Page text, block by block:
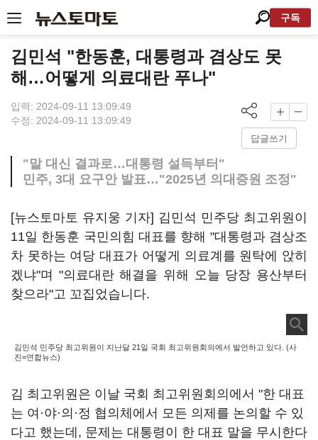
구독
김민석 "한동훈, 대통령과 겸상도 못
해…어떻게 의료대란 푸나"
입력: 2024-09-11 13:09:49
수정: 2024-09-11 13:09:49
답글쓰기
"말 대신 결과로…대통령 설득부터"
민주, 3대 요구안 발표…"2025년 의대증원 조정"
[뉴스토마토 유지웅 기자] 김민석 민주당 최고위원이
11일 한동훈 국민의힘 대표를 향해 "대통령과 겸상조
차 못하는 여당 대표가 어떻게 의료계를 원탁에 앉히
겠냐"며 "의료대란 해결을 위해 오늘 당장 용산부터
찾으라"고 꼬집었습니다.
김민석 민주당 최고위원이 지난달 21일 국회 최고위원회의에서 발언하고 있다. (사
진=연합뉴스)
김 최고위원은 이날 국회 최고위원회의에서 "한 대표
는 여·야·의·정 협의체에서 모든 의제를 논의할 수 있
다고 했는데, 문제는 대통령이 한 대표 말을 무시한다